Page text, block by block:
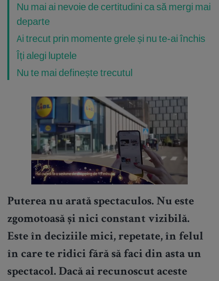
Nu mai ai nevoie de certitudini ca să mergi mai
departe
Ai trecut prin momente grele și nu te-ai închis
Îți alegi luptele
Nu te mai definește trecutul
Puterea nu arată spectaculos. Nu este
zgomotoasă și nici constant vizibilă.
Este în deciziile mici, repetate, în felul
în care te ridici fără să faci din asta un
spectacol. Dacă ai recunoscut aceste